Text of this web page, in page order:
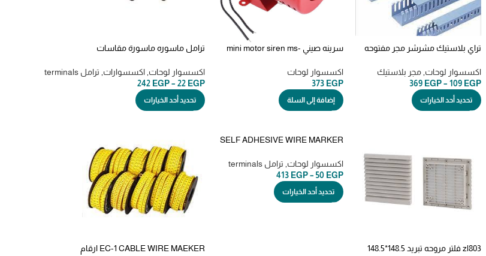
تراي بلاستيك مشرشر مجر مفتوحه
اكسسوار لوحات مجر بلاستيك
109 EGP
–
369 EGP
تحديد أحد الخيارات
سرينه صيني mini motor siren ms-
اكسسوار لوحات
373 EGP
إضافة إلى السلة
ترامل ماسوره ماسورة مقاسات
اكسسوار لوحات اكسسوارات ترامل terminals
22 EGP
–
242 EGP
تحديد أحد الخيارات
zl803 فلتر مروحه تبريد 148.5*148.5
SELF ADHESIVE WIRE MARKER
تايواني
اكسسوار لوحات ترامل terminals
50 EGP
–
413 EGP
تحديد أحد الخيارات
EC-1 CABLE WIRE MAEKER ارقام